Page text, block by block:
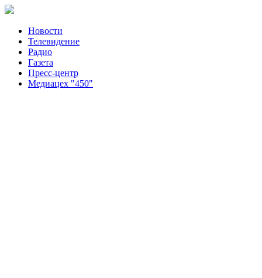
Новости
Телевидение
Радио
Газета
Пресс-центр
Медиацех "450"